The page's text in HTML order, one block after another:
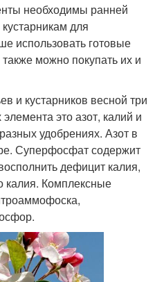
необходимы ранней
для
использовать готовые
можно покупать их и
и кустарников весной три
это азот, калий и
удобрениях. Азот в
Суперфосфат содержит
дефицит калия,
калия. Комплексные